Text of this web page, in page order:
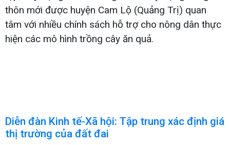
thôn mới được huyện Cam Lộ (Quảng Trị) quan
tâm với nhiều chính sách hỗ trợ cho nông dân thực
hiện các mô hình trồng cây ăn quả.
Diễn đàn Kinh tế-Xã hội: Tập trung xác định giá
thị trường của đất đai